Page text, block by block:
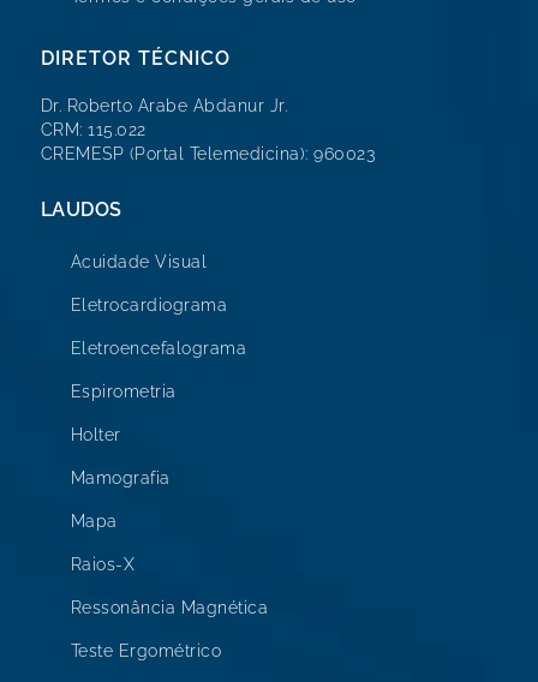
DIRETOR TÉCNICO
Dr. Roberto Arabe Abdanur Jr.
CRM: 115.022
CREMESP (Portal Telemedicina): 960023
LAUDOS
Acuidade Visual
Eletrocardiograma
Eletroencefalograma
Espirometria
Holter
Mamografia
Mapa
Raios-X
Ressonância Magnética
Teste Ergométrico